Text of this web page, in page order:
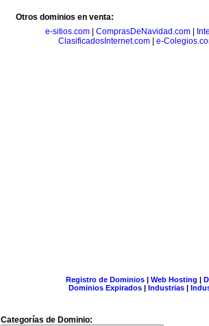
Otros dominios en venta:
e-sitios.com| ComprasDeNavidad.com|
ClasificadosInternet.com| e-
Registro de Dominios| Web Hosting |
Dominios Expirados | Industrias |
Categorías de Dominio: